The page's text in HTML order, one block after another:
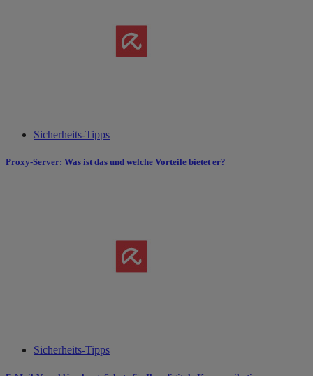
Sicherheits-Tipps
Proxy-Server: Was ist das und welche Vorteile bietet er?
Sicherheits-Tipps